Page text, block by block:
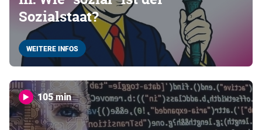
Sozialstaat?
WEITERE INFOS
105 min